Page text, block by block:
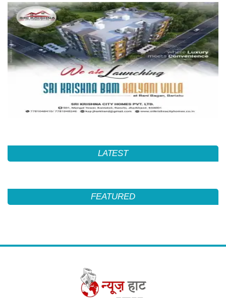
LATEST
FEATURED